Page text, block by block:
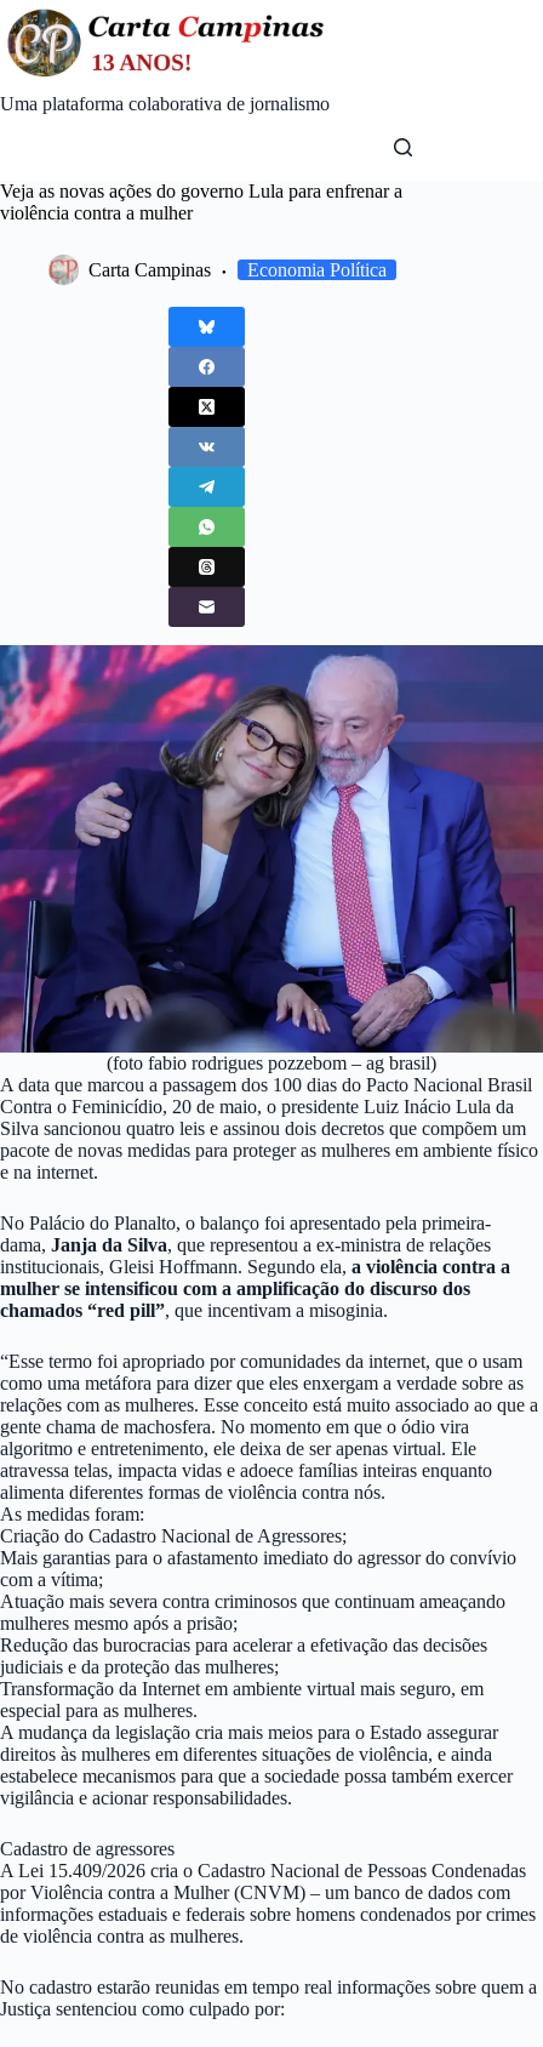
Skip
to
content
Uma plataforma colaborativa de jornalismo
Veja as novas ações do governo Lula para enfrenar a
violência contra a mulher
Carta Campinas Economia Política
(foto fabio rodrigues pozzebom – ag brasil)
A data que marcou a passagem dos 100 dias do Pacto Nacional Brasil
Contra o Feminicídio, 20 de maio, o presidente Luiz Inácio Lula da
Silva sancionou quatro leis e assinou dois decretos que compõem um
pacote de novas medidas para proteger as mulheres em ambiente físico
e na internet.
No Palácio do Planalto, o balanço foi apresentado pela primeira-
dama, Janja da Silva, que representou a ex-ministra de relações
institucionais, Gleisi Hoffmann. Segundo ela, a violência contra a
mulher se intensificou com a amplificação do discurso dos
chamados “red pill”, que incentivam a misoginia.
“Esse termo foi apropriado por comunidades da internet, que o usam
como uma metáfora para dizer que eles enxergam a verdade sobre as
relações com as mulheres. Esse conceito está muito associado ao que a
gente chama de machosfera. No momento em que o ódio vira
algoritmo e entretenimento, ele deixa de ser apenas virtual. Ele
atravessa telas, impacta vidas e adoece famílias inteiras enquanto
alimenta diferentes formas de violência contra nós.
As medidas foram:
Criação do Cadastro Nacional de Agressores;
Mais garantias para o afastamento imediato do agressor do convívio
com a vítima;
Atuação mais severa contra criminosos que continuam ameaçando
mulheres mesmo após a prisão;
Redução das burocracias para acelerar a efetivação das decisões
judiciais e da proteção das mulheres;
Transformação da Internet em ambiente virtual mais seguro, em
especial para as mulheres.
A mudança da legislação cria mais meios para o Estado assegurar
direitos às mulheres em diferentes situações de violência, e ainda
estabelece mecanismos para que a sociedade possa também exercer
vigilância e acionar responsabilidades.
Cadastro de agressores
A Lei 15.409/2026 cria o Cadastro Nacional de Pessoas Condenadas
por Violência contra a Mulher (CNVM) – um banco de dados com
informações estaduais e federais sobre homens condenados por crimes
de violência contra as mulheres.
No cadastro estarão reunidas em tempo real informações sobre quem a
Justiça sentenciou como culpado por: